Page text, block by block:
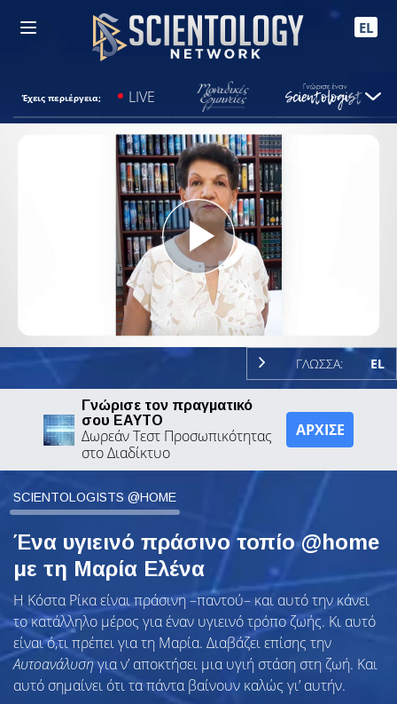
EL
Έχεις περιέργεια; LIVE
Play
Video
ΓΛΩΣΣΑ: EL
Γνώρισε τον πραγματικό
σου ΕΑΥΤΟ
Δωρεάν Τεστ Προσωπικότητας
στο Διαδίκτυο
ΑΡΧΙΣΕ
SCIENTOLOGISTS @HOME
Ένα υγιεινό πράσινο τοπίο @home
με τη Μαρία Ελένα
Η Κόστα Ρίκα είναι πράσινη –παντού– και αυτό την κάνει
το κατάλληλο μέρος για έναν υγιεινό τρόπο ζωής. Κι αυτό
είναι ό,τι πρέπει για τη Μαρία. Διαβάζει επίσης την
Αυτοανάλυσηγια ν’ αποκτήσει μια υγιή στάση στη ζωή. Και
αυτό σημαίνει ότι τα πάντα βαίνουν καλώς γι’ αυτήν.